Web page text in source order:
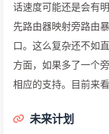
话速度可能还是会有
先路由器映射旁路由
口。这么复杂还不如
方面，如果多了一个
相应的支持。目前来
未来计划